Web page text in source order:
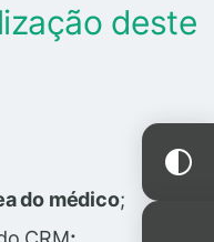
deste
do médico;